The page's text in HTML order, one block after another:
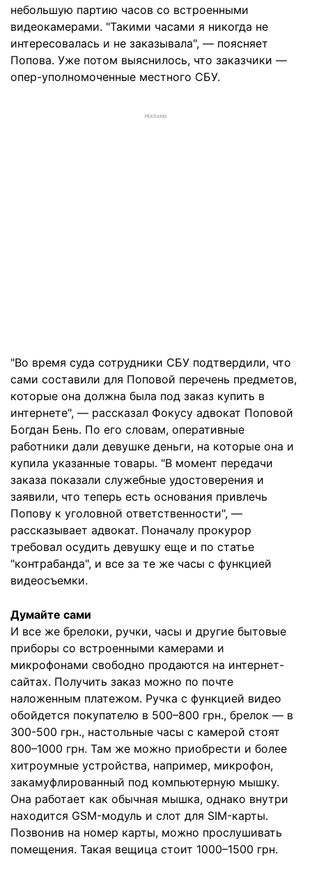
небольшую партию часов со встроенными
видеокамерами. "Такими часами я никогда не
интересовалась и не заказывала", — поясняет
Попова. Уже потом выяснилось, что заказчики —
опер-уполномоченные местного СБУ.
РЕКЛАМА
"Во время суда сотрудники СБУ подтвердили, что
сами составили для Поповой перечень предметов,
которые она должна была под заказ купить в
интернете", — рассказал Фокусу адвокат Поповой
Богдан Бень. По его словам, оперативные
работники дали девушке деньги, на которые она и
купила указанные товары. "В момент передачи
заказа показали служебные удостоверения и
заявили, что теперь есть основания привлечь
Попову к уголовной ответственности", —
рассказывает адвокат. Поначалу прокурор
требовал осудить девушку еще и по статье
"контрабанда", и все за те же часы с функцией
видеосъемки.
Думайте сами
И все же брелоки, ручки, часы и другие бытовые
приборы со встроенными камерами и
микрофонами свободно продаются на интернет-
сайтах. Получить заказ можно по почте
наложенным платежом. Ручка с функцией видео
обойдется покупателю в 500–800 грн., брелок — в
300-500 грн., настольные часы с камерой стоят
800–1000 грн. Там же можно приобрести и более
хитроумные устройства, например, микрофон,
закамуфлированный под компьютерную мышку.
Она работает как обычная мышка, однако внутри
находится GSM-модуль и слот для SIM-карты.
Позвонив на номер карты, можно прослушивать
помещения. Такая вещица стоит 1000–1500 грн.